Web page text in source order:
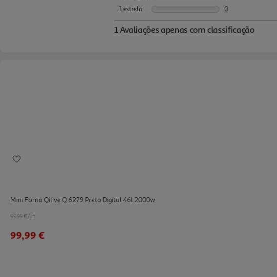
Mini Forno Qilive Q.6279 Preto Digital 46l 2000w
99.99 €/un
99,99 €